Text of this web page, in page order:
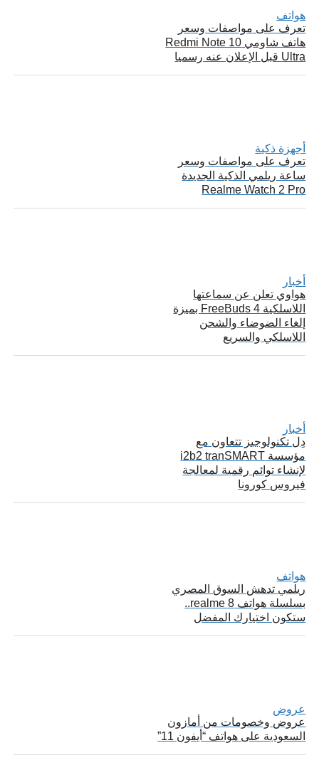
هواتف
تعرف على مواصفات وسعر
هاتف شاومي Redmi Note 10
Ultra قبل الإعلان عنه رسميا
أجهزة ذكية
تعرف على مواصفات وسعر
ساعة ريلمي الذكية الجديدة
Realme Watch 2 Pro
أخبار
هواوي تعلن عن سماعتها
اللاسلكية FreeBuds 4 بميزة
إلغاء الضوضاء والشحن
اللاسلكي والسريع
أخبار
دِل تكنولوجيز تتعاون مع
مؤسسة i2b2 tranSMART
لإنشاء توائم رقمية لمعالجة
فيروس كورونا
هواتف
ريلمي تدهش السوق المصري
بسلسلة هواتف realme 8..
ستكون اختيارك المفضل
عروض
عروض وخصومات من أمازون
السعودية على هواتف “أيفون 11”